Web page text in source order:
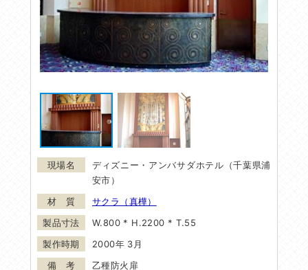
ディズニー・アンバサダホテル（千葉県浦
安市）
サクラ（真樺）
W.800 * H.2200 * T.55
2000年 3月
乙種防火扉